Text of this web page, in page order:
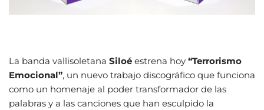
La banda vallisoletana Siloé estrena hoy “Terrorismo
Emocional”, un nuevo trabajo discográfico que funciona
como un homenaje al poder transformador de las
palabras y a las canciones que han esculpido la